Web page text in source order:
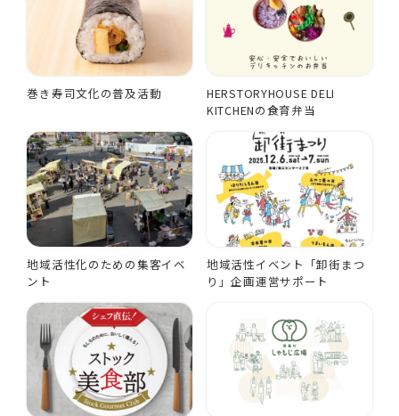
巻き寿司文化の普及活動
HERSTORYHOUSE DELI
KITCHENの食育弁当
地域活性化のための集客イベ
ント
地域活性イベント「卸街まつ
り」企画運営サポート